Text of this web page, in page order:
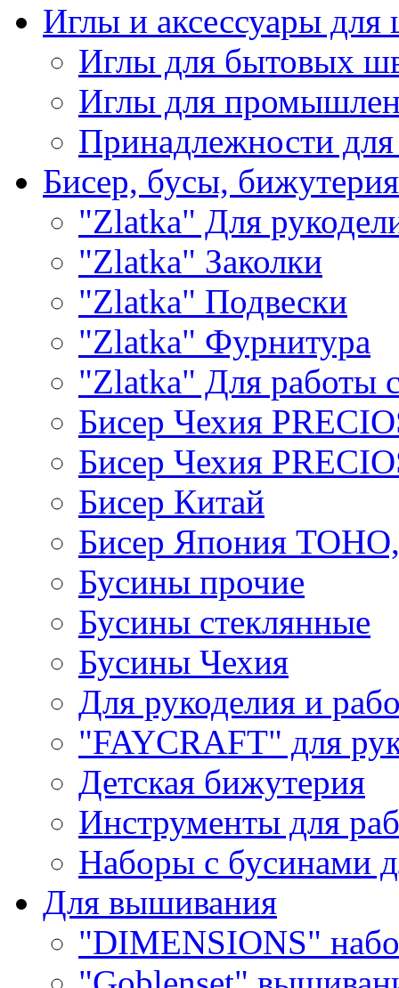
Иглы и аксессуары
Иглы для бытовых
Иглы для
Принадлежности
Бисер, бусы, бижутерия
"Zlatka" Для
"Zlatka" Заколки
"Zlatka" Подвески
"Zlatka" Фурнитура
"Zlatka" Для работы
Бисер Чехия
Бисер Чехия
Бисер Китай
Бисер Япония
Бусины прочие
Бусины стеклянные
Бусины Чехия
Для рукоделия и
"FAYCRAFT" для
Детская бижутерия
Инструменты для
Наборы с бусинами
Для вышивания
"DIMENSIONS"